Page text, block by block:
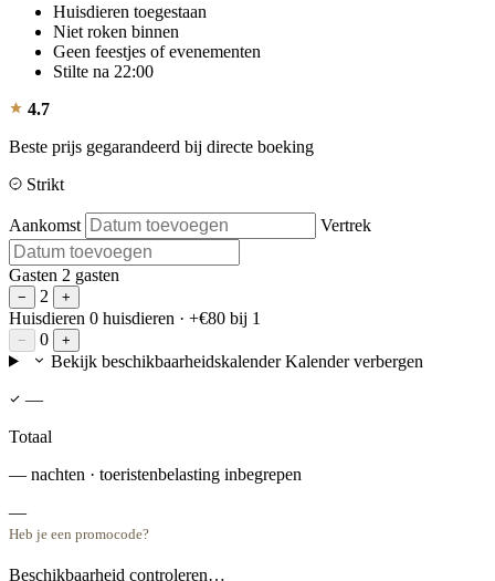
Huisdieren toegestaan
Niet roken binnen
Geen feestjes of evenementen
Stilte na 22:00
4.7
Beste prijs gegarandeerd bij directe boeking
Strikt
Aankomst Vertrek
Gasten 2 gasten
− 2 +
Huisdieren 0 huisdieren · +€80 bij 1
− 0 +
Bekijk beschikbaarheidskalender Kalender verbergen
—
Totaal
— nachten · toeristenbelasting inbegrepen
—
Heb je een promocode?
Beschikbaarheid controleren…